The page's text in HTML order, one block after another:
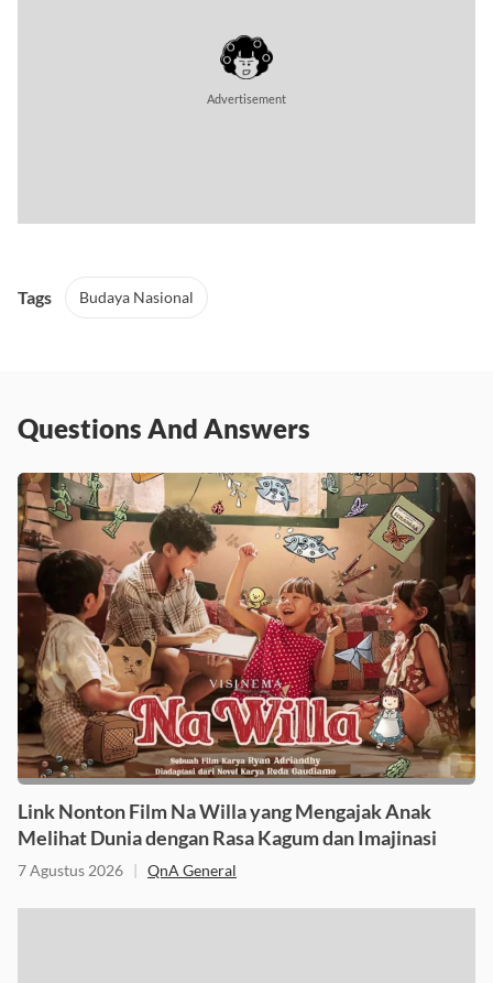
Advertisement
Tags Budaya Nasional
Questions And Answers
Link Nonton Film Na Willa yang Mengajak Anak
Melihat Dunia dengan Rasa Kagum dan Imajinasi
7 Agustus 2026 | QnA General